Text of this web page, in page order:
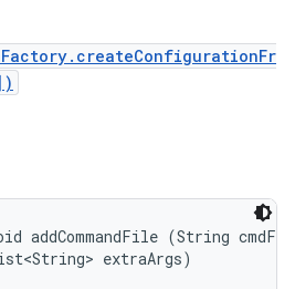
addCommandFile (String
extraArgs)